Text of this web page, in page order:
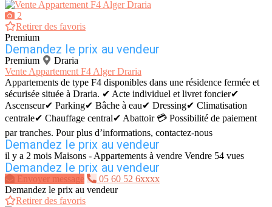
2
Retirer des favoris
Premium
Demandez le prix au vendeur
Premium
Draria
Vente Appartement F4 Alger Draria
Appartements de type F4 disponibles dans une résidence fermée et
sécurisée située à Draria. ✔ Acte individuel et livret foncier✔
Ascenseur✔ Parking✔ Bâche à eau✔ Dressing✔ Climatisation
centrale✔ Chauffage central✔ Abattoir 💳 Possibilité de paiement
par tranches. Pour plus d’informations, contactez-nous
Demandez le prix au vendeur
il y a 2 mois Maisons - Appartements à vendre Vendre 54 vues
Demandez le prix au vendeur
Envoyer message
05 60 52 6xxxx
Demandez le prix au vendeur
Retirer des favoris